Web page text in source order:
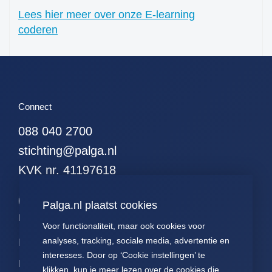
Palga.nl plaatst cookies
Voor functionaliteit, maar ook cookies voor
analyses, tracking, sociale media, advertentie en
interesses. Door op ‘Cookie instellingen’ te
klikken, kun je meer lezen over de cookies die
perifeer + zintuigen)
48. alle
lymfomen (NH+HD)
50. alle non-hodgkins
Lees hier meer over onze E-learning
coderen
Connect
088 040 2700
stichting@palga.nl
KVK nr. 41197618
Palga links
Impact
Data
Contact
Over ons
Presentaties
Voor patiënten